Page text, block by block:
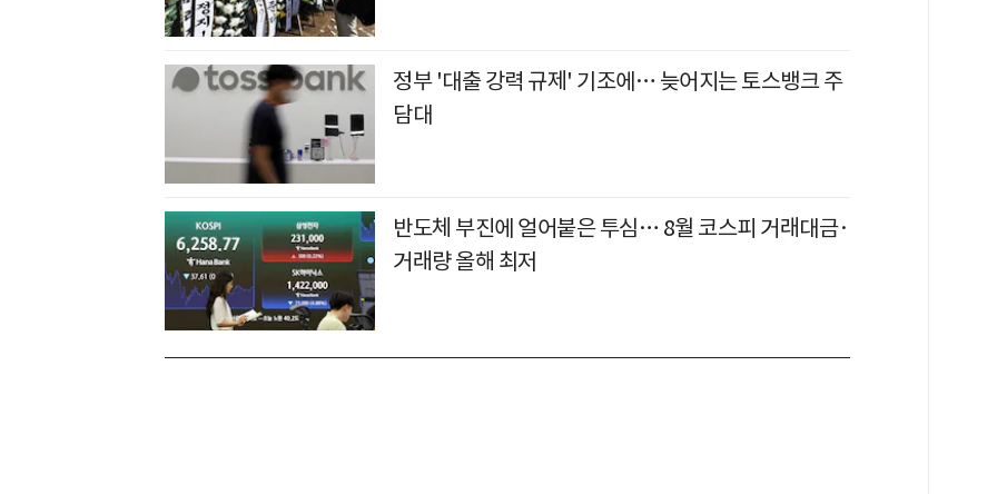
정부 '대출 강력 규제' 기조에… 늦어지는 토스뱅크 주
담대
반도체 부진에 얼어붙은 투심… 8월 코스피 거래대금·
거래량 올해 최저